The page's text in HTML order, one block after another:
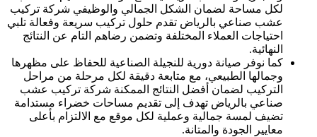
لكل مساحة لضمان الشكل الجمالي والوظيفي شركة تركيب
عشب صناعي بالرياض تقدم حلول تركيب سريعة وفعالة تلبي
احتياجات العملاء المختلفة وتضمن رضاهم التام عن النتائج
النهائية.
كما نوفر صيانة دورية للنجيلة الصناعية للحفاظ على مظهرها
وجمالها الطبيعي، مع متابعة دقيقة لكل مرحلة من مراحل
التركيب لضمان أفضل النتائج الممكنة شركة تركيب عشب
صناعي بالرياض تهدف إلى تقديم مساحات خضراء مستدامة
تضيف لمسة جمالية وعملية لكل موقع مع الالتزام بأعلى
معايير الجودة والمتانة.